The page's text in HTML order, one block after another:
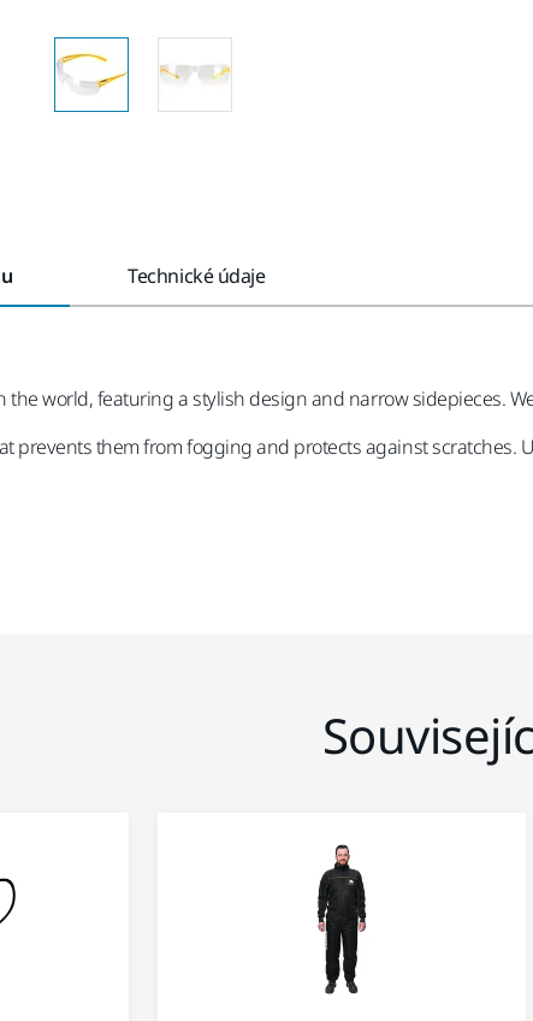
Technické údaje
the world, featuring a stylish design and narrow sidepieces.
prevents them from fogging and protects against scratches.